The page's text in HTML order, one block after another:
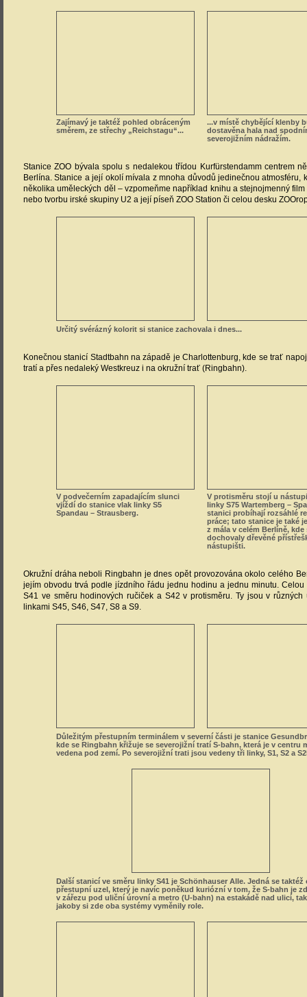
Zajímavý je taktéž pohled obráceným
směrem, ze střechy „Reichstagu“...
...v místě chybějící klenby
dostavěna hala nad
severojižním nádražím.
Stanice ZOO bývala spolu s nedalekou třídou Kurfürstendamm centrem
Berlína. Stanice a její okolí mívala z mnoha důvodů jedinečnou atmosféru,
několika uměleckých děl – vzpomeňme například knihu a stejnojmenný film
nebo tvorbu irské skupiny U2 a její píseň ZOO Station či celou desku
Určitý svérázný kolorit si stanice zachovala i dnes...
Konečnou stanicí Stadtbahn na západě je Charlottenburg, kde se trať
tratí a přes nedaleký Westkreuz i na okružní trať (Ringbahn).
V podvečerním zapadajícím slunci
vjíždí do stanice vlak linky S5
Spandau – Strausberg.
V protisměru stojí u
linky S75 Wartemberg –
stanici probíhají rozsáhlé
práce; tato stanice je také
z mála v celém Berlíně, kde
dochovaly dřevěné
nástupišti.
Okružní dráha neboli Ringbahn je dnes opět provozována okolo celého
jejím obvodu trvá podle jízdního řádu jednu hodinu a jednu minutu. Celou
S41 ve směru hodinových ručiček a S42 v protisměru. Ty jsou v různých
linkami S45, S46, S47, S8 a S9.
Důležitým přestupním terminálem v severní části je stanice
kde se Ringbahn křižuje se severojižní tratí S-bahn, která je v centru
vedena pod zemí. Po severojižní trati jsou vedeny tři linky, S1, S2 a
Další stanicí ve směru linky S41 je Schönhauser Alle. Jedná se taktéž
přestupní uzel, který je navíc poněkud kuriózní v tom, že S-bahn je
v zářezu pod uliční úrovní a metro (U-bahn) na estakádě nad ulicí,
jakoby si zde oba systémy vyměnily role.